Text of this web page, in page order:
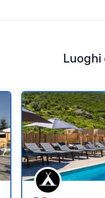
Luoghi
ai tuoi preferiti